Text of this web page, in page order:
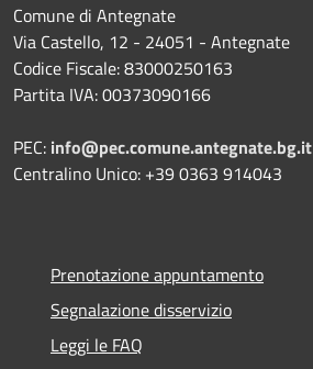
Comune di Antegnate
Via Castello, 12 - 24051 - Antegnate
Codice Fiscale: 83000250163
Partita IVA: 00373090166
PEC: info@pec.comune.antegnate.bg.it
Centralino Unico: +39 0363 914043
Prenotazione appuntamento
Segnalazione disservizio
Leggi le FAQ